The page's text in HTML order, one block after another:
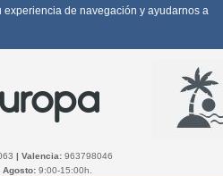
de navegación y ayudarnos a
| Valencia: 963798046
Agosto: 9:00-15:00h.